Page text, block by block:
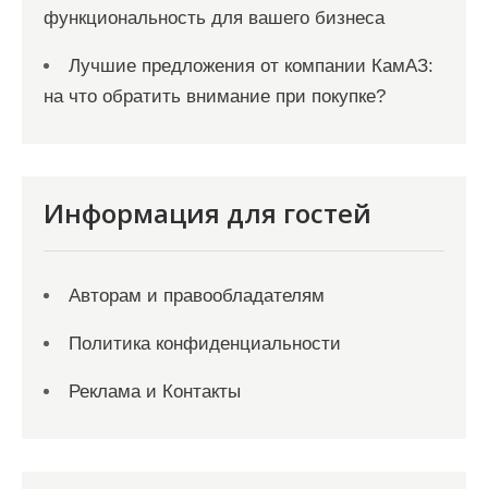
функциональность для вашего бизнеса
Лучшие предложения от компании КамАЗ:
на что обратить внимание при покупке?
Информация для гостей
Авторам и правообладателям
Политика конфиденциальности
Реклама и Контакты